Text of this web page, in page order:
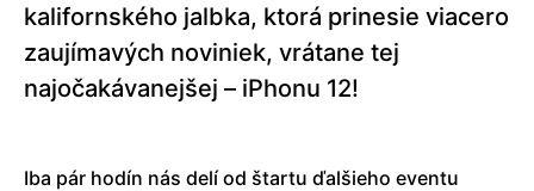
kalifornského jalbka, ktorá prinesie viacero
zaujímavých noviniek, vrátane tej
najočakávanejšej – iPhonu 12!
Iba pár hodín nás delí od štartu ďalšieho eventu